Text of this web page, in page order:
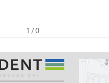
1 / 0